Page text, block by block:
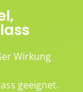
Wirkung
geeignet.